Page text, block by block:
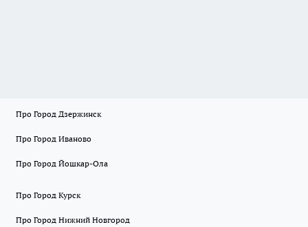
Про Город Дзержинск
Про Город Иваново
Про Город Йошкар-Ола
Про Город Курск
Про Город Нижний Новгород